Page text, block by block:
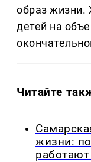
образ жизни.
детей на
Читайте
жизни: